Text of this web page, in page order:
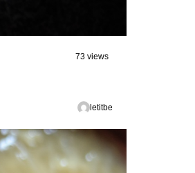
73 views
letitbe